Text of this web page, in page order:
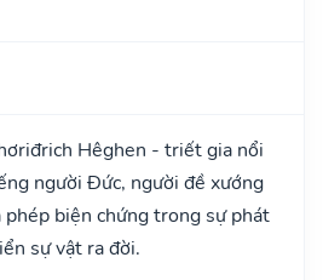
Hêghen - triết gia nổi
người Đức, người đề xướng
phép biện chứng trong sự phát
sự vật ra đời.